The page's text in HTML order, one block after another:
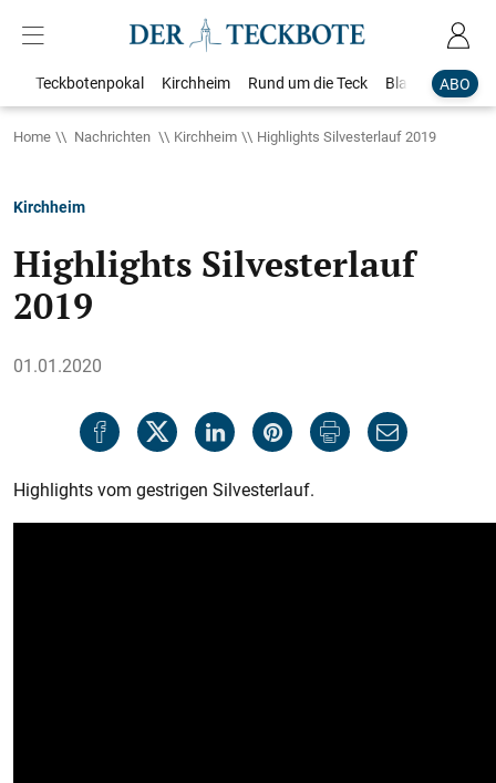
ABO
Teckbotenpokal Kirchheim Rund um die Teck Blaulicht
Home Nachrichten Kirchheim Highlights Silvesterlauf 2019
Kirchheim
Highlights Silvesterlauf
2019
01.01.2020
Highlights vom gestrigen Silvesterlauf.